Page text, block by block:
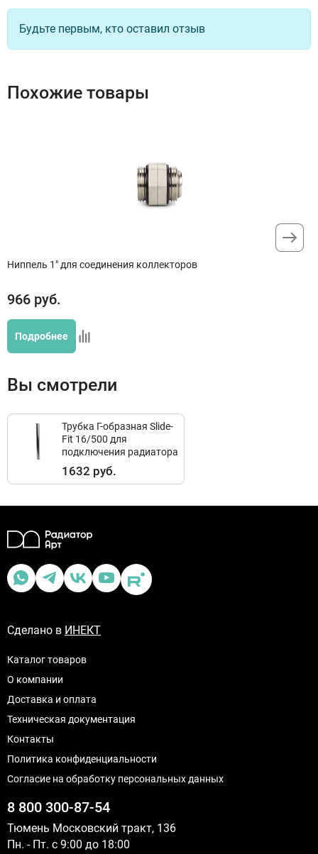
Будьте первым, кто оставил отзыв
Похожие товары
Ниппель 1" для соединения коллекторов
966 руб.
Подробнее
Вы смотрели
Трубка Г-образная Slide-
Fit 16/500 для
подключения радиатора
1632 руб.
Сделано в ИНЕКТ
Каталог товаров
О компании
Доставка и оплата
Техническая документация
Контакты
Политика конфиденциальности
Согласие на обработку персональных данных
8 800 300-87-54
Тюмень Московский тракт, 136
Пн. - Пт. с 9:00 до 18:00